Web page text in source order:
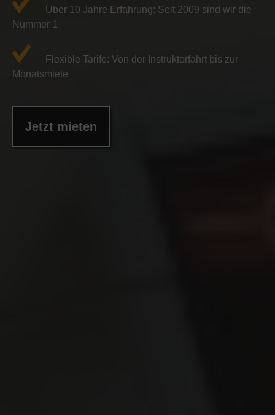
Über 10 Jahre Erfahrung: Seit 2009 sind wir die
Nummer 1
Flexible Tarife: Von der Instruktorfahrt bis zur
Monatsmiete
Jetzt mieten